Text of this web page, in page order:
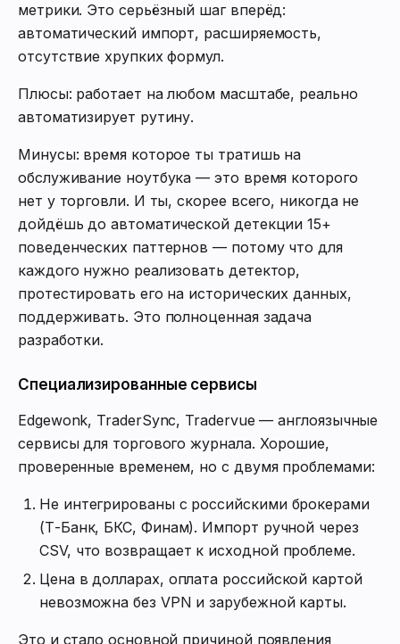
метрики. Это серьёзный шаг вперёд:
автоматический импорт, расширяемость,
отсутствие хрупких формул.
Плюсы: работает на любом масштабе, реально
автоматизирует рутину.
Минусы: время которое ты тратишь на
обслуживание ноутбука — это время которого
нет у торговли. И ты, скорее всего, никогда не
дойдёшь до автоматической детекции 15+
поведенческих паттернов — потому что для
каждого нужно реализовать детектор,
протестировать его на исторических данных,
поддерживать. Это полноценная задача
разработки.
Специализированные сервисы
Edgewonk, TraderSync, Tradervue — англоязычные
сервисы для торгового журнала. Хорошие,
проверенные временем, но с двумя проблемами:
Не интегрированы с российскими брокерами
(Т-Банк, БКС, Финам). Импорт ручной через
CSV, что возвращает к исходной проблеме.
Цена в долларах, оплата российской картой
невозможна без VPN и зарубежной карты.
Это и стало основной причиной появления